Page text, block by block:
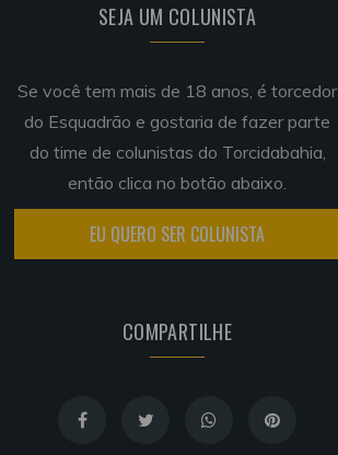
SEJA UM COLUNISTA
Se você tem mais de 18 anos, é torcedor
do Esquadrão e gostaria de fazer parte
do time de colunistas do Torcidabahia,
então clica no botão abaixo.
EU QUERO SER COLUNISTA
COMPARTILHE